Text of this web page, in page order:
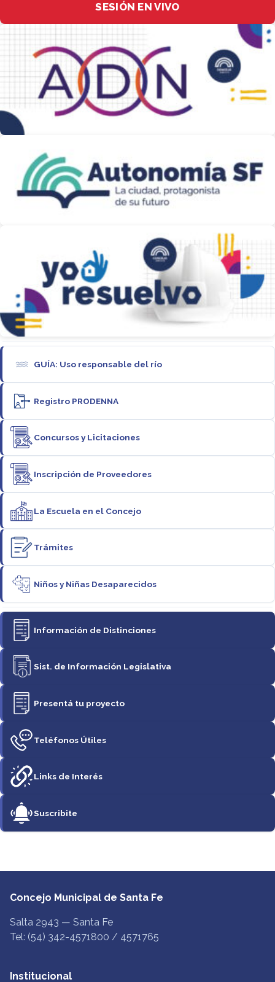
SESIÓN EN VIVO
GUÍA: Uso responsable del río
Registro PRODENNA
Concursos y Licitaciones
Inscripción de Proveedores
La Escuela en el Concejo
Trámites
Niños y Niñas Desaparecidos
Información de Distinciones
Sist. de Información Legislativa
Presentá tu proyecto
Teléfonos Útiles
Links de Interés
Suscribite
Concejo Municipal de Santa Fe
Salta 2943 — Santa Fe
Tel: (54) 342-4571800 / 4571765
Institucional